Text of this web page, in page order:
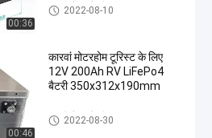
00:36
आरवी कैंपर बैटरी
2022-08-10
00:46
कारवां मोटरहोम टूरिस्ट के लिए
12V 200Ah RV LiFePo4
बैटरी 350x312x190mm
आरवी कैंपर बैटरी
2022-08-30